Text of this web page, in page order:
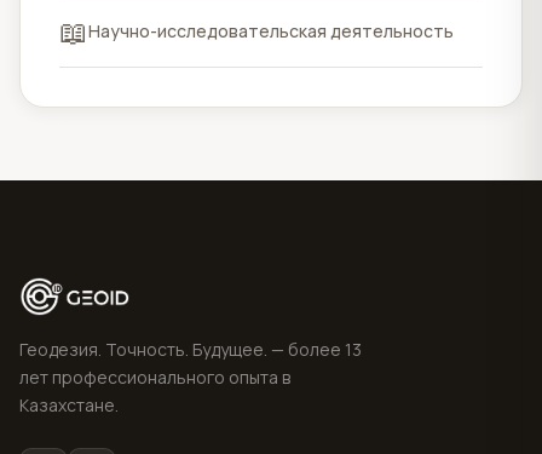
📖Научно-исследовательская деятельность
Геодезия. Точность. Будущее. — более 13
лет профессионального опыта в
Казахстане.